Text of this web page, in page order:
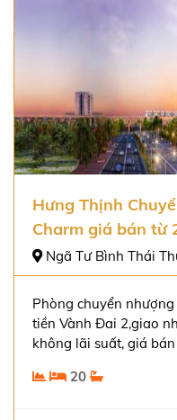
Hưng Thịnh
Charm giá bán từ
Ngã Tư Bình Thái
Phòng chuyển
tiền Vành Đai 2,giao
không lãi suất, giá
20